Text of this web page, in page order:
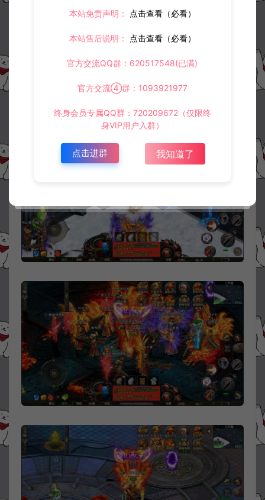
本站免责声明： 点击查看（必看）
本站售后说明： 点击查看（必看）
官方交流QQ群：620517548(已满)
官方交流④群：1093921977
终身会员专属QQ群：720209672（仅限终
身VIP用户入群）
点击进群 我知道了